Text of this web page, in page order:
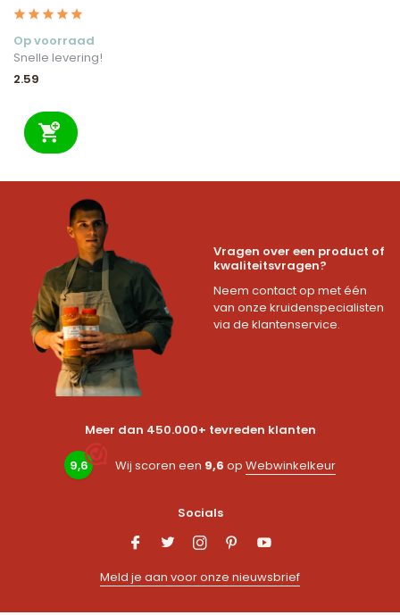
Op voorraad
Snelle levering!
2.59
Vragen over een product of
kwaliteitsvragen?
Neem contact op met één
van onze kruidenspecialisten
via de klantenservice.
Meer dan 450.000+ tevreden klanten
9,6 Wij scoren een 9,6 op Webwinkelkeur
Socials
Meld je aan voor onze nieuwsbrief